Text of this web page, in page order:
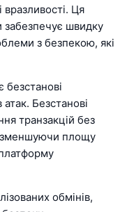
вразливості. Ця
забезпечує швидку
з безпекою, які
безстанові
атак. Безстанові
транзакцій без
зменшуючи площу
обмінів,